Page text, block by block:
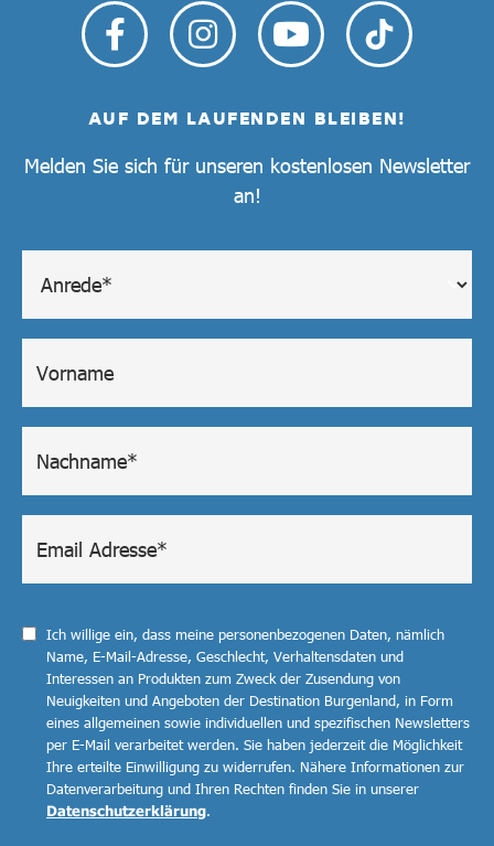
AUF DEM LAUFENDEN BLEIBEN!
Melden Sie sich für unseren kostenlosen Newsletter
an!
Ich willige ein, dass meine personenbezogenen Daten, nämlich
Name, E-Mail-Adresse, Geschlecht, Verhaltensdaten und
Interessen an Produkten zum Zweck der Zusendung von
Neuigkeiten und Angeboten der Destination Burgenland, in Form
eines allgemeinen sowie individuellen und spezifischen Newsletters
per E-Mail verarbeitet werden. Sie haben jederzeit die Möglichkeit
Ihre erteilte Einwilligung zu widerrufen. Nähere Informationen zur
Datenverarbeitung und Ihren Rechten finden Sie in unserer
Datenschutzerklärung.